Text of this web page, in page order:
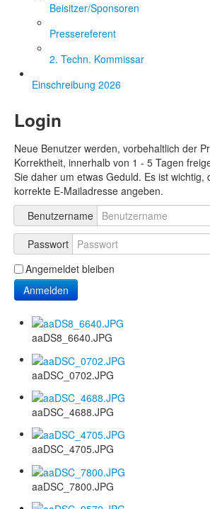
Beisitzer/Sponsoren
Pressereferent
2. Techn. Kommissar
Einschreibung 2026
Login
Neue Benutzer werden, vorbehaltlich der
Korrektheit, innerhalb von 1 - 5 Tagen
Sie daher um etwas Geduld. Es ist wichtig,
korrekte E-Mailadresse angeben.
Benutzername
Passwort
Angemeldet bleiben
Anmelden
aaDS8_6640.JPG
aaDSC_0702.JPG
aaDSC_4688.JPG
aaDSC_4705.JPG
aaDSC_7800.JPG